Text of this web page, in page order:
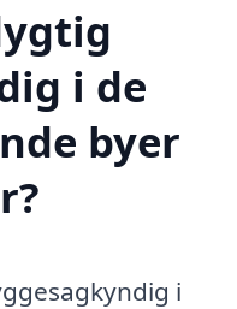
i de
byer
i